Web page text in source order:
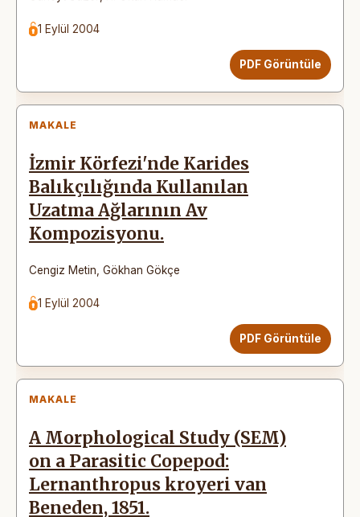
1 Eylül 2004
PDF Görüntüle
MAKALE
İzmir Körfezi'nde Karides
Balıkçılığında Kullanılan
Uzatma Ağlarının Av
Kompozisyonu.
Cengiz Metin Gökhan Gökçe
1 Eylül 2004
PDF Görüntüle
MAKALE
A Morphological Study (SEM)
on a Parasitic Copepod:
Lernanthropus kroyeri van
Beneden, 1851.